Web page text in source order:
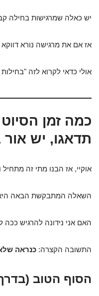
יש כאלה שמרגישות בחילה
אז אם את מרגישה נורא
אולי כדאי לקרוא לזה
כמה זמן
תדאגו, יש
אוקיי, אז הבנו מתי זה מתחיל
השאלה המתבקשת הבאה היא
האם אני נידונה להרגיש ככה
התשובה הקצרה: כנראה
הסוף הטוב